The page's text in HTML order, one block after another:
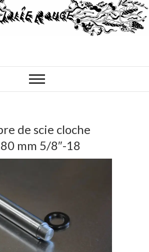
de scie cloche
mm 5/8″-18